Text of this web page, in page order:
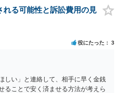
動で関係を継続させようとの意図も
にご相談することをお勧めします。
れる可能性と訴訟費用の見
役にたった 3
しい」と連絡して、相手に早く金銭
ることで安く済ませる方法が考えら